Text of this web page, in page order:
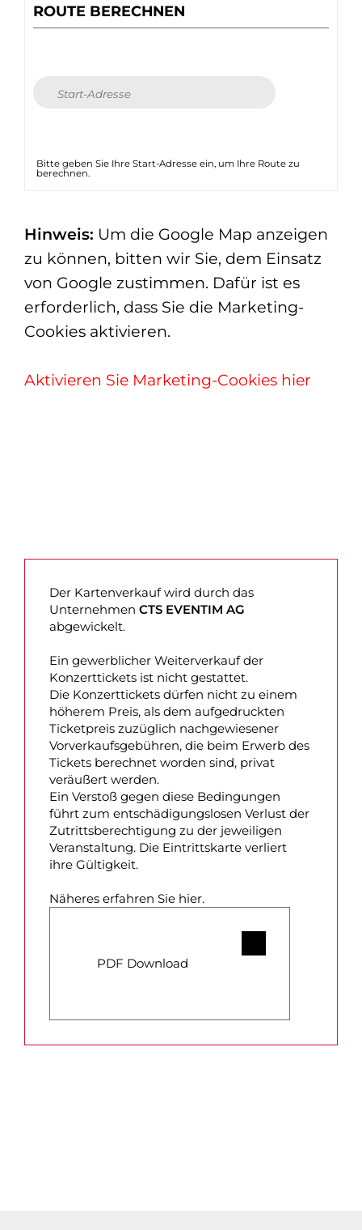
ROUTE BERECHNEN
Bitte geben Sie Ihre Start-Adresse ein, um Ihre Route zu
berechnen.
Hinweis: Um die Google Map anzeigen
zu können, bitten wir Sie, dem Einsatz
von Google zustimmen. Dafür ist es
erforderlich, dass Sie die Marketing-
Cookies aktivieren.
Aktivieren Sie Marketing-Cookies hier
Der Kartenverkauf wird durch das
Unternehmen CTS EVENTIM AG
abgewickelt.
Ein gewerblicher Weiterverkauf der
Konzerttickets ist nicht gestattet.
Die Konzerttickets dürfen nicht zu einem
höherem Preis, als dem aufgedruckten
Ticketpreis zuzüglich nachgewiesener
Vorverkaufsgebühren, die beim Erwerb des
Tickets berechnet worden sind, privat
veräußert werden.
Ein Verstoß gegen diese Bedingungen
führt zum entschädigungslosen Verlust der
Zutrittsberechtigung zu der jeweiligen
Veranstaltung. Die Eintrittskarte verliert
ihre Gültigkeit.
Näheres erfahren Sie hier.
PDF Download